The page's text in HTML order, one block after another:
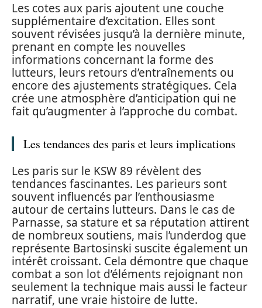
Les cotes aux paris ajoutent une couche
supplémentaire d’excitation. Elles sont
souvent révisées jusqu’à la dernière minute,
prenant en compte les nouvelles
informations concernant la forme des
lutteurs, leurs retours d’entraînements ou
encore des ajustements stratégiques. Cela
crée une atmosphère d’anticipation qui ne
fait qu’augmenter à l’approche du combat.
Les tendances des paris et leurs implications
Les paris sur le KSW 89 révèlent des
tendances fascinantes. Les parieurs sont
souvent influencés par l’enthousiasme
autour de certains lutteurs. Dans le cas de
Parnasse, sa stature et sa réputation attirent
de nombreux soutiens, mais l’underdog que
représente Bartosinski suscite également un
intérêt croissant. Cela démontre que chaque
combat a son lot d’éléments rejoignant non
seulement la technique mais aussi le facteur
narratif, une vraie histoire de lutte.